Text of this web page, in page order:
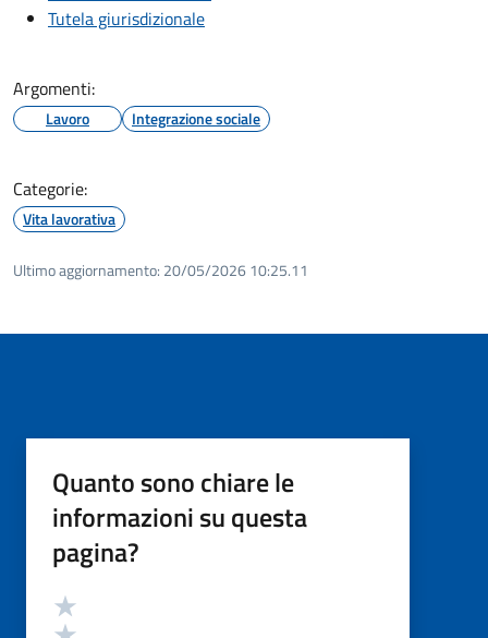
Tutela giurisdizionale
Argomenti:
Lavoro Integrazione sociale
Categorie:
Vita lavorativa
Ultimo aggiornamento: 20/05/2026 10:25.11
Quanto sono chiare le
informazioni su questa
pagina?
Valutazione